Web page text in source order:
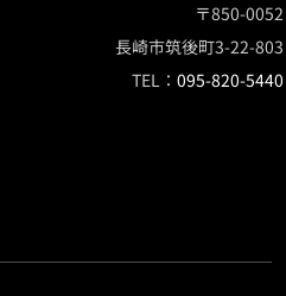
〒850-0052
長崎市筑後町3-22-803
TEL： 095-820-5440